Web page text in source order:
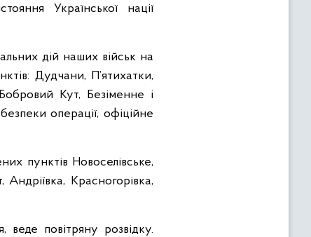
дій наших військ на
Дудчани, П’ятихатки,
Кут, Безіменне і
операції, офіційне
пунктів Новоселівське,
Андріївка, Красногорівка,
веде повітряну розвідку.